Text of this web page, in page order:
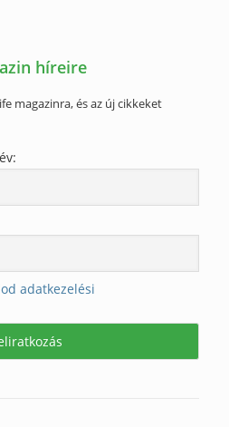
híreire
magazinra, és az új cikkeket
adatkezelési